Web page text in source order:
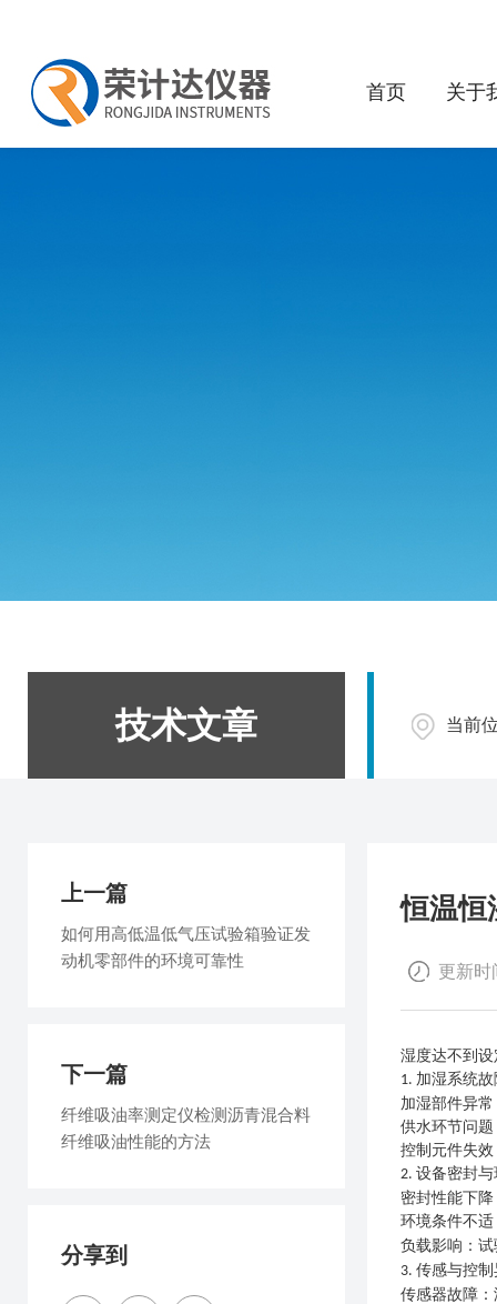
首页 关于
技术文章 当前
恒温恒
更新时
湿度达不到
1. 加湿系统故
加湿部件异
供水环节问
控制元件失
2. 设备密封
密封性能下
环境条件不
负载影响：
3. 传感与控制
传感器故障
上一篇
如何用高低温低气压试验箱验证发
动机零部件的环境可靠性
下一篇
纤维吸油率测定仪检测沥青混合料
纤维吸油性能的方法
分享到